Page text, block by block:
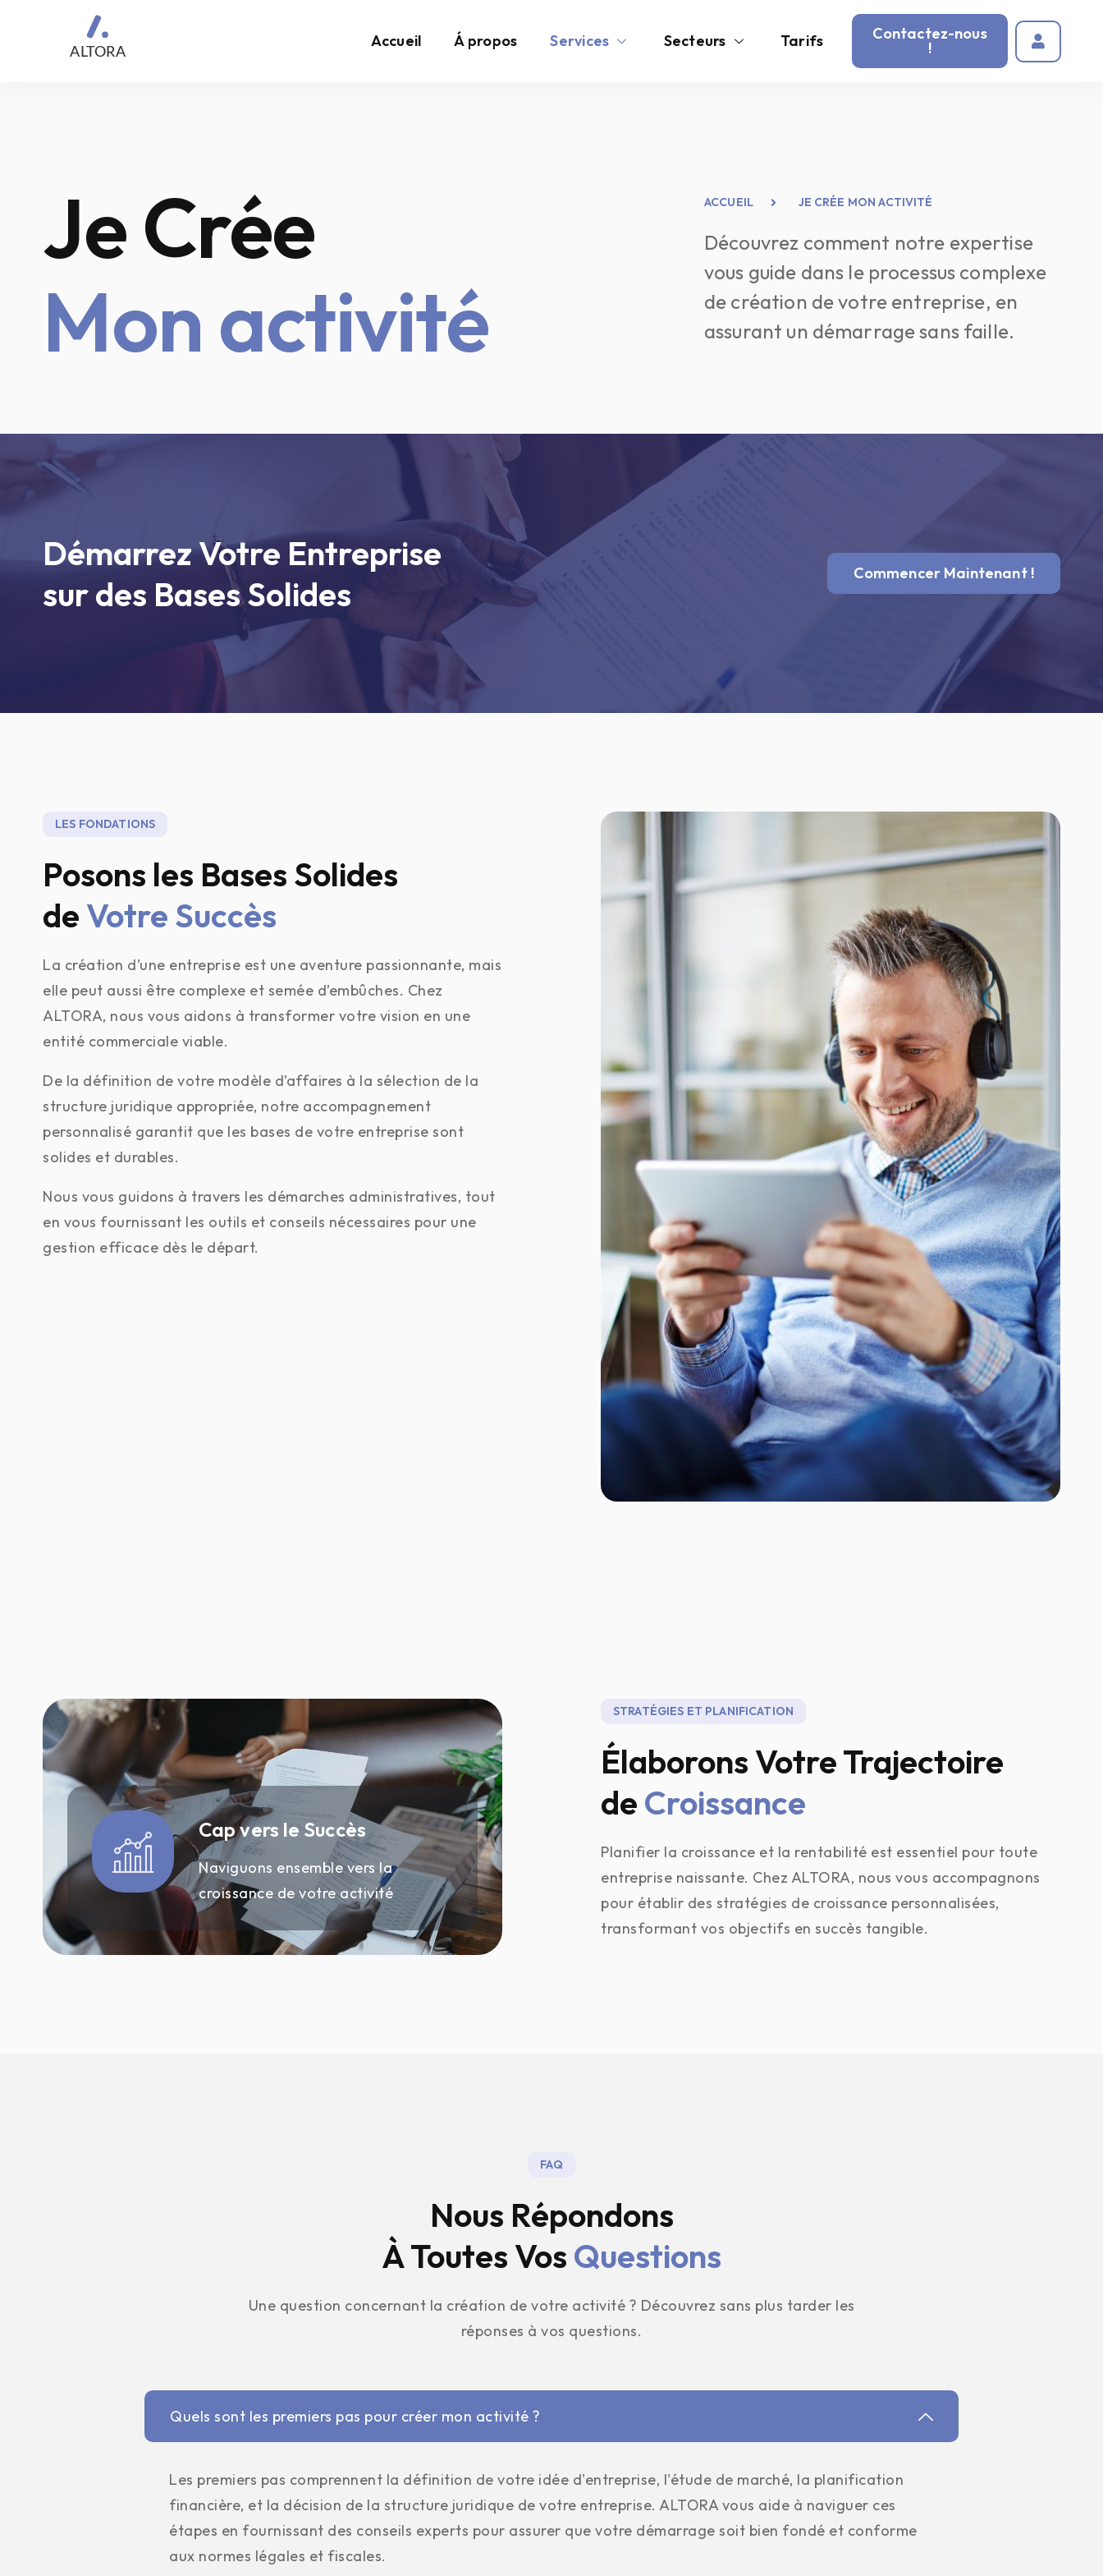
A LTORA
Accueil Á propos Services Secteurs Tarifs Contactez-nous
!
Je Crée
Mon activité
ACCUEIL JE CRÉE MON ACTIVITÉ
Découvrez comment notre expertise
vous guide dans le processus complexe
de création de votre entreprise, en
assurant un démarrage sans faille.
Démarrez Votre Entreprise
sur des Bases Solides
Commencer Maintenant !
LES FONDATIONS
Posons les Bases Solides
de Votre Succès
La création d’une entreprise est une aventure passionnante, mais
elle peut aussi être complexe et semée d’embûches. Chez
ALTORA, nous vous aidons à transformer votre vision en une
entité commerciale viable.
De la définition de votre modèle d’affaires à la sélection de la
structure juridique appropriée, notre accompagnement
personnalisé garantit que les bases de votre entreprise sont
solides et durables.
Nous vous guidons à travers les démarches administratives, tout
en vous fournissant les outils et conseils nécessaires pour une
gestion efficace dès le départ.
Cap vers le Succès
Naviguons ensemble vers la
croissance de votre activité
STRATÉGIES ET PLANIFICATION
Élaborons Votre Trajectoire
de Croissance
Planifier la croissance et la rentabilité est essentiel pour toute
entreprise naissante. Chez ALTORA, nous vous accompagnons
pour établir des stratégies de croissance personnalisées,
transformant vos objectifs en succès tangible.
FAQ
Nous Répondons
À Toutes Vos Questions
Une question concernant la création de votre activité ? Découvrez sans plus tarder les
réponses à vos questions.
Quels sont les premiers pas pour créer mon activité ?
Les premiers pas comprennent la définition de votre idée d'entreprise, l'étude de marché, la planification
financière, et la décision de la structure juridique de votre entreprise. ALTORA vous aide à naviguer ces
étapes en fournissant des conseils experts pour assurer que votre démarrage soit bien fondé et conforme
aux normes légales et fiscales.